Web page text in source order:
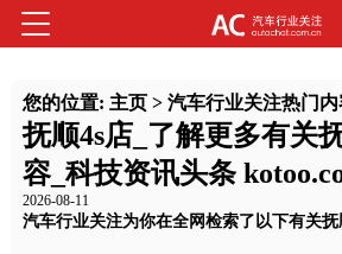
您的位置: 主页> 汽车行业关注热门内
抚顺4s店_了解更多有关
容_科技资讯头条
2026-08-11
汽车行业关注为你在全网检索了以下有关抚